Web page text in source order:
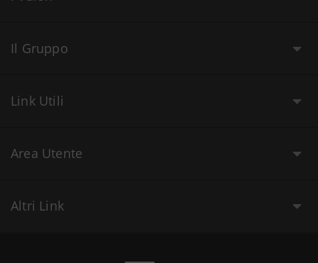
Il Gruppo
Link Utili
Area Utente
Altri Link